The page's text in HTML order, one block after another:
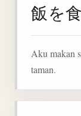
飯を
Aku makan
taman.